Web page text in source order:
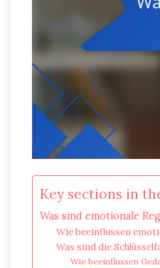
Key sections in
Was sind emotionale
Wie beeinflussen
Was sind die
Wie beeinflussen